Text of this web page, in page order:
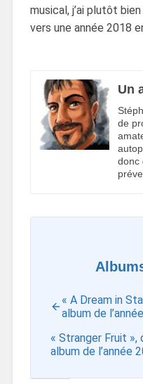
musical, j’ai plutôt
vers une année 2018
Un
de
donc
« A Dream in
album de
« Stranger Fruit »,
album de l’année